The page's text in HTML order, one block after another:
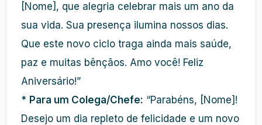
[Nome], que alegria celebrar mais um ano da
sua vida. Sua presença ilumina nossos dias.
Que este novo ciclo traga ainda mais saúde,
paz e muitas bênçãos. Amo você! Feliz
Aniversário!”
* Para um Colega/Chefe: “Parabéns, [Nome]!
Desejo um dia repleto de felicidade e um novo